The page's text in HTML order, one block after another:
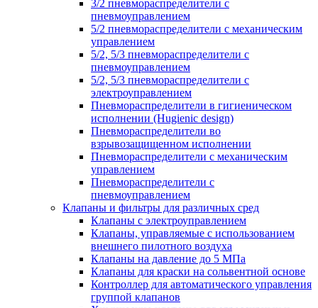
3/2 пневмораспределители с
пневмоуправлением
5/2 пневмораспределители с механическим
управлением
5/2, 5/3 пневмораспределители с
пневмоуправлением
5/2, 5/3 пневмораспределители с
электроуправлением
Пневмораспределители в гигиеническом
исполнении (Hugienic design)
Пневмораспределители во
взрывозащищенном исполнении
Пневмораспределители с механическим
управлением
Пневмораспределители с
пневмоуправлением
Клапаны и фильтры для различных сред
Клапаны с электроуправлением
Клапаны, управляемые с использованием
внешнего пилотноrо воздуха
Клапаны на давление до 5 МПа
Клапаны для краски на сольвентной основе
Контроллер для автоматического управления
группой клапанов